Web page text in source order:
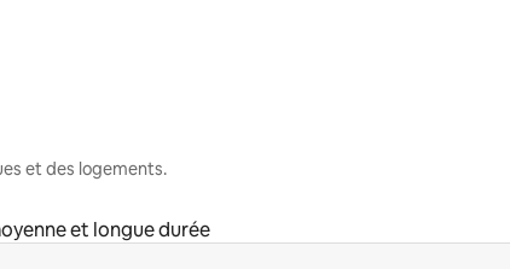
et des logements.
et longue durée